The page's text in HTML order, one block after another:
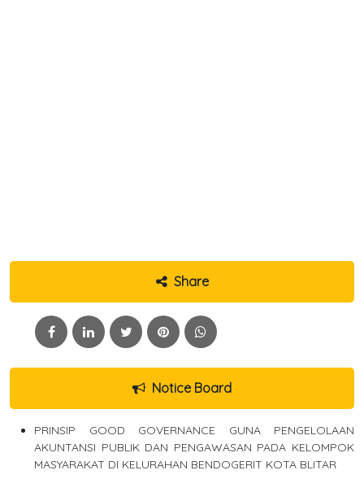
Share
Notice Board
PRINSIP GOOD GOVERNANCE GUNA PENGELOLAAN
AKUNTANSI PUBLIK DAN PENGAWASAN PADA KELOMPOK
MASYARAKAT DI KELURAHAN BENDOGERIT KOTA BLITAR